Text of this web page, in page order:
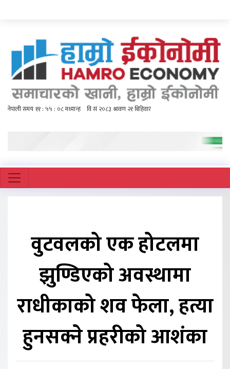
वुटवलको एक होटलमा
झुण्डिएको अवस्थामा
राधीकाको शव फेला, हत्या
हुनसक्ने प्रहरीको आशंका